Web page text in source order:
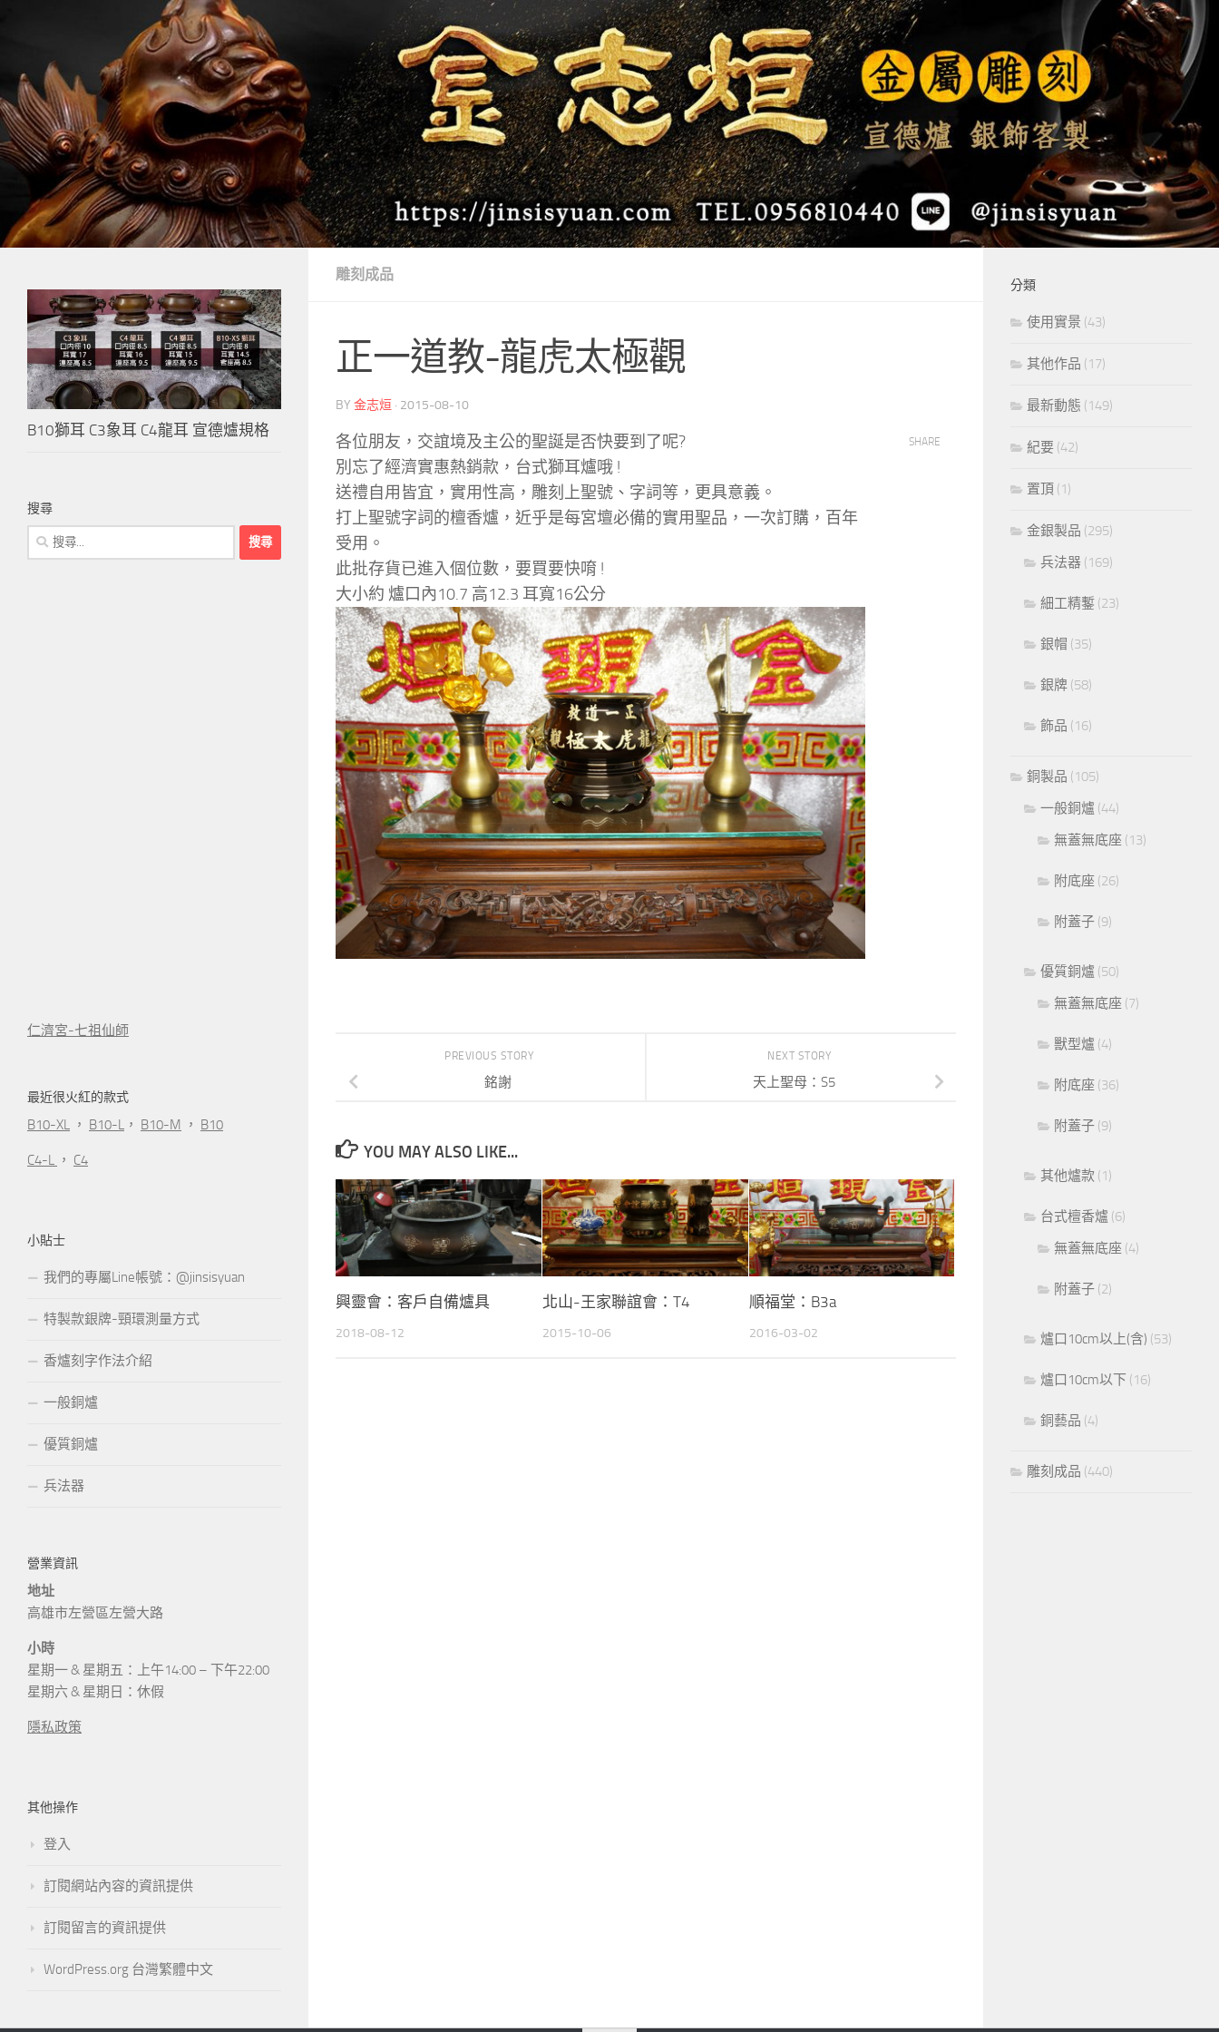
雕刻成品
正一道教-龍虎太極觀
BY 金志烜 · 2015-08-10
各位朋友，交誼境及主公的聖誕是否快要到了呢?
別忘了經濟實惠熱銷款，台式獅耳爐哦 !
送禮自用皆宜，實用性高，雕刻上聖號、字詞等，更具意義。
打上聖號字詞的檀香爐，近乎是每宮壇必備的實用聖品，一次訂購，百年
受用。
此批存貨已進入個位數，要買要快唷 !
大小約 爐口內10.7 高12.3 耳寬16公分
SHARE
NEXT STORY
天上聖母：S5
PREVIOUS STORY
銘謝
YOU MAY ALSO LIKE...
興靈會：客戶自備爐具
2018-08-12
北山-王家聯誼會：T4
2015-10-06
順福堂：B3a
2016-03-02
B10獅耳 C3象耳 C4龍耳 宣德爐規格
搜尋
搜
尋
仁濟宮-七祖仙師
最近很火紅的款式
B10-XL ， B10-L ， B10-M ， B10
C4-L ， C4
小貼士
我們的專屬Line帳號：@jinsisyuan
特製款銀牌-頸環測量方式
香爐刻字作法介紹
一般銅爐
優質銅爐
兵法器
營業資訊
地址
高雄市左營區左營大路
小時
星期一 & 星期五：上午14:00 – 下午22:00
星期六 & 星期日：休假
隱私政策
其他操作
登入
訂閱網站內容的資訊提供
訂閱留言的資訊提供
WordPress.org 台灣繁體中文
分類
使用實景 (43)
其他作品 (17)
最新動態 (149)
紀要 (42)
置頂 (1)
金銀製品 (295)
兵法器 (169)
細工精鏨 (23)
銀帽 (35)
銀牌 (58)
飾品 (16)
銅製品 (105)
一般銅爐 (44)
無蓋無底座 (13)
附底座 (26)
附蓋子 (9)
優質銅爐 (50)
無蓋無底座 (7)
獸型爐 (4)
附底座 (36)
附蓋子 (9)
其他爐款 (1)
台式檀香爐 (6)
無蓋無底座 (4)
附蓋子 (2)
爐口10cm以上(含) (53)
爐口10cm以下 (16)
銅藝品 (4)
雕刻成品 (440)